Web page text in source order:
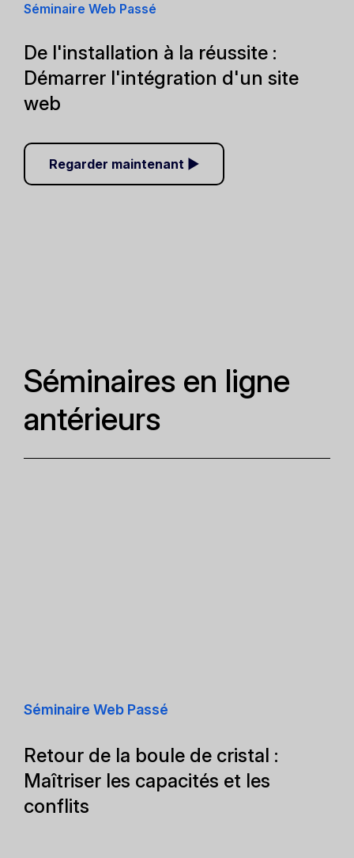
Séminaire Web Passé
De l'installation à la réussite :
Démarrer l'intégration d'un site
web
Regarder maintenant ▶
Séminaires en ligne
antérieurs
Séminaire Web Passé
Retour de la boule de cristal :
Maîtriser les capacités et les
conflits